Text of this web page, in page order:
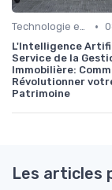
Technologie et Innovation en Gestion Immobilière •
L'Intelligence
Service de la
Immobilière:
Révolutionner
Patrimoine
Les articles